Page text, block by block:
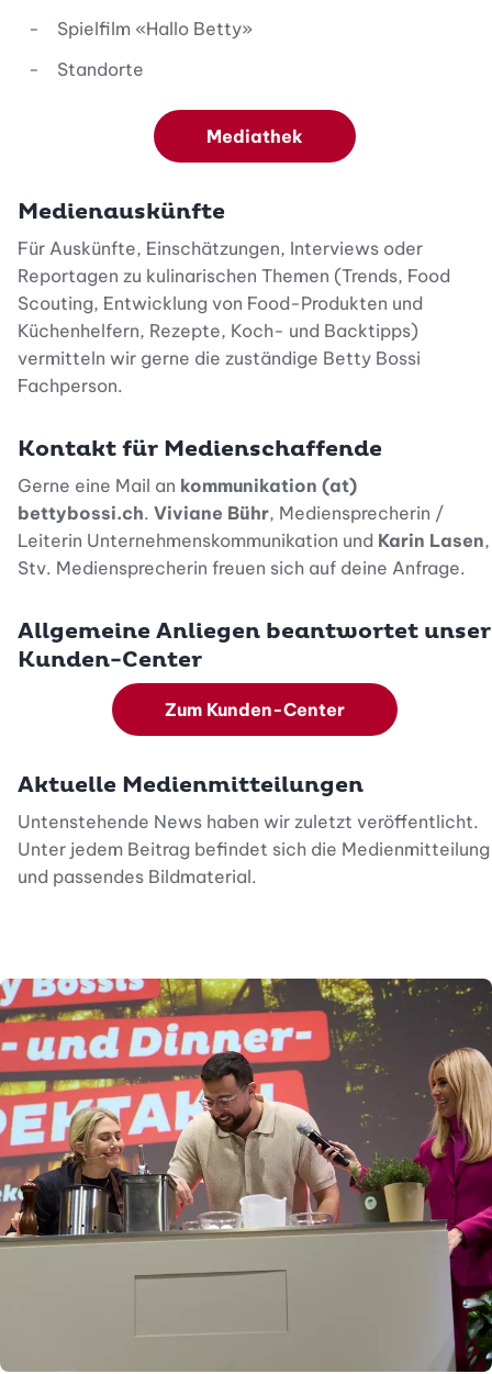
Spielfilm «Hallo Betty»
Standorte
Mediathek
Medienauskünfte
Für Auskünfte, Einschätzungen, Interviews oder
Reportagen zu kulinarischen Themen (Trends, Food
Scouting, Entwicklung von Food-Produkten und
Küchenhelfern, Rezepte, Koch- und Backtipps)
vermitteln wir gerne die zuständige Betty Bossi
Fachperson.
Kontakt für Medienschaffende
Gerne eine Mail an kommunikation (at)
bettybossi.ch. Viviane Bühr, Mediensprecherin /
Leiterin Unternehmenskommunikation und Karin Lasen,
Stv. Mediensprecherin freuen sich auf deine Anfrage.
Allgemeine Anliegen beantwortet unser
Kunden-Center
Zum Kunden-Center
Aktuelle Medienmitteilungen
Untenstehende News haben wir zuletzt veröffentlicht.
Unter jedem Beitrag befindet sich die Medienmitteilung
und passendes Bildmaterial.